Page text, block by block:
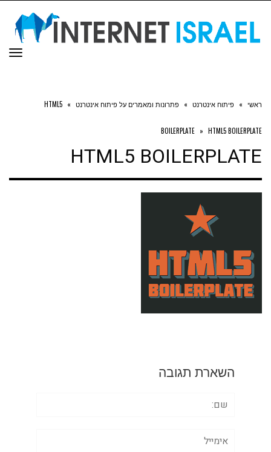
ראשי » פיתוח אינטרנט » פתרונות ומאמרים על פיתוח אינטרנט »
HTML5
BOILERPLATE » HTML5 BOILERPLATE
HTML5 BOILERPLATE
השארת תגובה